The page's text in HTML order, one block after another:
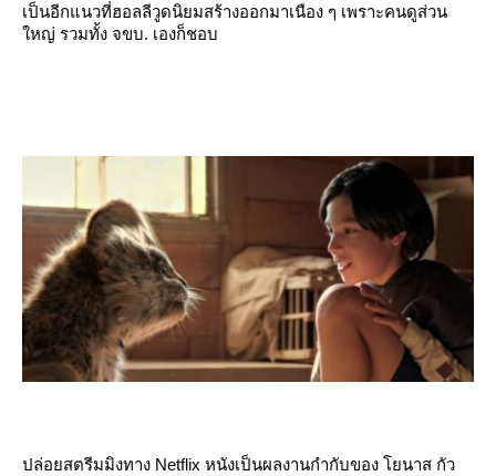
เป็นอีกแนวที่ฮอลลีวูดนิยมสร้างออกมาเนือง ๆ เพราะคนดูส่วน
หญ่ รวมทั้ง จขบ. เองก็ชอบ
ปล่อยสตรีมมิงทาง Netflix หนังเป็นผลงานกำกับของ โยนาส กัว